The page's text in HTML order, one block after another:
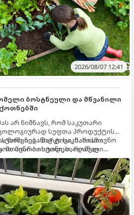
2026/08/07 12:41
ბოსტნეული და მწვანილი
არ ნიშნავს, რომ საკუთარი
სუფთა პროდუქტის
აივანიც კი საკმარისია
მინი-ბოსტანი, საიდანაც
არომატულ მწვანილსა და
მოშენება მარტივი, სასიამოვნო
მთავარია იცოდეთ, რომელი
პირობებს ყველაზე კარგად
სწორად.